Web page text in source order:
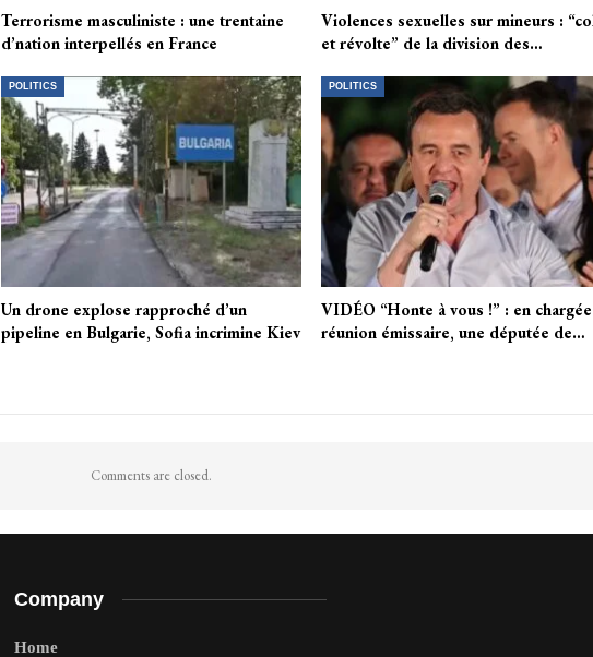
Terrorisme masculiniste : une trentaine
d’nation interpellés en France
Violences sexuelles sur mineurs :
et révolte” de la division des…
POLITICS
Un drone explose rapproché d’un
pipeline en Bulgarie, Sofia incrimine Kiev
POLITICS
VIDÉO “Honte à vous !” : en chargée
réunion émissaire, une députée de…
Comments are closed.
Company
Home